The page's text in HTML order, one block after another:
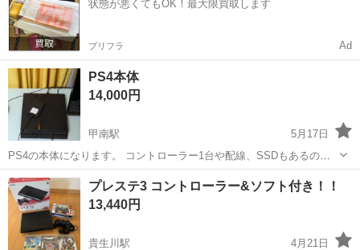
池部品の製造 車載用...状態が悪くてもOK！最大限買取します
プリフラ Ad
PS4本体
14,000円
甲南駅
5月17日
PS4の本体になります。 コントローラー1台や配線、SSDもあるの
で、即遊べる状態です。 不具合はありません。 よろしくお願い致しま
す。
滋賀 甲賀市 テレビゲーム
プレステ3 コントローラー&ソフト付き！！
13,440円
貴生川駅
4月21日